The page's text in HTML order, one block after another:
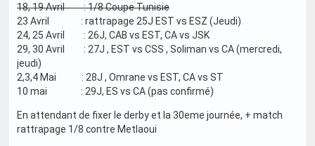
18, 19 Avril : 1/8 Coupe Tunisie
23 Avril : rattrapage 25J EST vs ESZ (Jeudi)
24, 25 Avril : 26J, CAB vs EST, CA vs JSK
29, 30 Avril : 27J , EST vs CSS , Soliman vs CA (mercredi,
jeudi)
2,3,4 Mai : 28J , Omrane vs EST, CA vs ST
10 mai : 29J, ES vs CA (pas confirmé)
En attendant de fixer le derby et la 30eme journée, + match
rattrapage 1/8 contre Metlaoui